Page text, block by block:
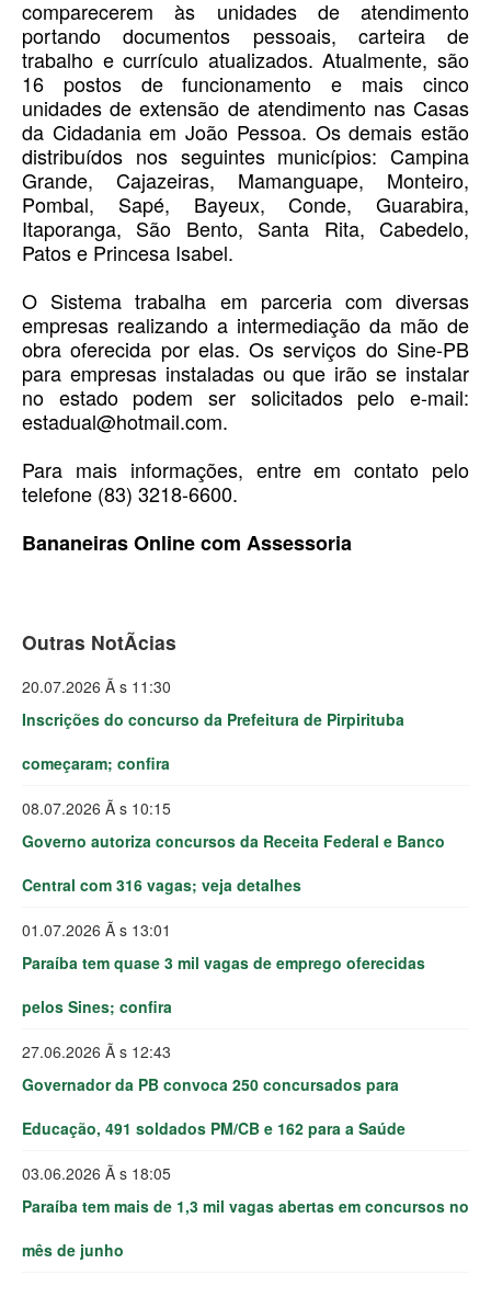
comparecerem às unidades de atendimento
portando documentos pessoais, carteira de
trabalho e currículo atualizados. Atualmente, são
16 postos de funcionamento e mais cinco
unidades de extensão de atendimento nas Casas
da Cidadania em João Pessoa. Os demais estão
distribuídos nos seguintes municípios: Campina
Grande, Cajazeiras, Mamanguape, Monteiro,
Pombal, Sapé, Bayeux, Conde, Guarabira,
Itaporanga, São Bento, Santa Rita, Cabedelo,
Patos e Princesa Isabel.
O Sistema trabalha em parceria com diversas
empresas realizando a intermediação da mão de
obra oferecida por elas. Os serviços do Sine-PB
para empresas instaladas ou que irão se instalar
no estado podem ser solicitados pelo e-mail:
estadual@hotmail.com.
Para mais informações, entre em contato pelo
telefone (83) 3218-6600.
Bananeiras Online com Assessoria
Outras NotÃ­cias
20.07.2026 Ã s 11:30
Inscrições do concurso da Prefeitura de Pirpirituba
começaram; confira
08.07.2026 Ã s 10:15
Governo autoriza concursos da Receita Federal e Banco
Central com 316 vagas; veja detalhes
01.07.2026 Ã s 13:01
Paraíba tem quase 3 mil vagas de emprego oferecidas
pelos Sines; confira
27.06.2026 Ã s 12:43
Governador da PB convoca 250 concursados para
Educação, 491 soldados PM/CB e 162 para a Saúde
03.06.2026 Ã s 18:05
Paraíba tem mais de 1,3 mil vagas abertas em concursos no
mês de junho